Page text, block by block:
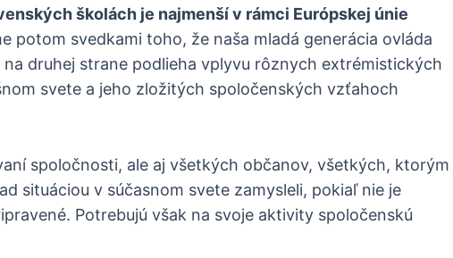
školách je najmenší v rámci Európskej únie
potom svedkami toho, že naša mladá generácia ovláda
druhej strane podlieha vplyvu rôznych extrémistických
svete a jeho zložitých spoločenských vzťahoch
spoločnosti, ale aj všetkých občanov, všetkých, ktorým
situáciou v súčasnom svete zamysleli, pokiaľ nie je
Potrebujú však na svoje aktivity spoločenskú